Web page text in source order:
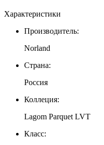
Характеристики
Производитель:
Norland
Страна:
Россия
Коллеция:
Lagom Parquet LVT
Класс: